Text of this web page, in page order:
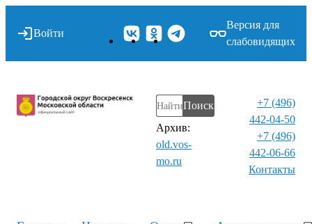
Войти
Версия для
слабовидящих
Поиск
Архив:
old.vos-
mo.ru
+7 (496)
442-04-50
+7 (496)
442-06-66
Контакты⁠